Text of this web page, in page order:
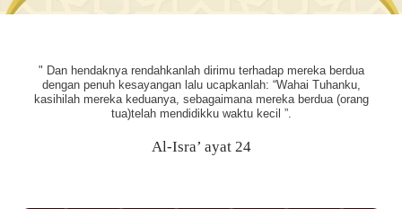
" Dan hendaknya rendahkanlah dirimu terhadap mereka berdua
dengan penuh kesayangan lalu ucapkanlah: “Wahai Tuhanku,
kasihilah mereka keduanya, sebagaimana mereka berdua (orang
tua)telah mendidikku waktu kecil ”.
Al-Isra’ ayat 24